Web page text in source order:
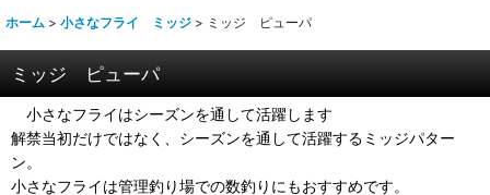
ホーム > 小さなフライ ミッジ > ミッジ ピューパ
ミッジ ピューパ
小さなフライはシーズンを通して活躍します
解禁当初だけではなく、シーズンを通して活躍するミッジパター
ン。
小さなフライは管理釣り場での数釣りにもおすすめです。